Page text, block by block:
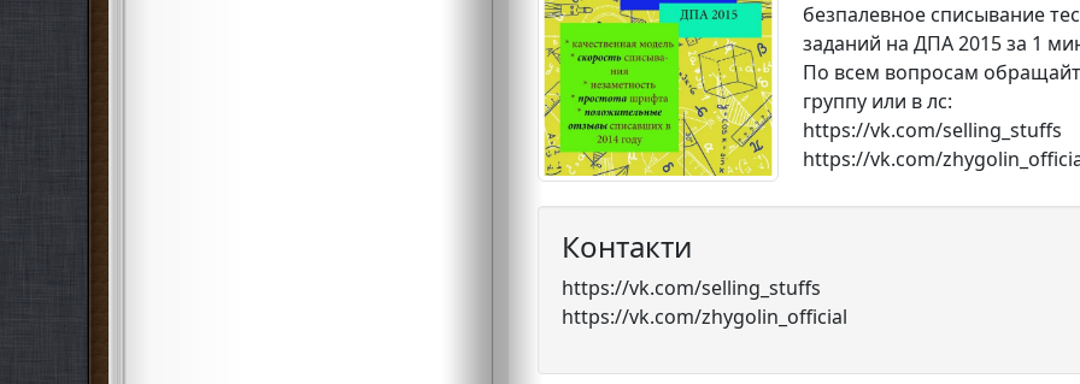
безпалевное списывание
заданий на ДПА 2015 за 1
По всем вопросам
группу или в лс:
https://vk.com/selling_stuffs
https://vk.com/
Контакти
https://vk.com/selling_stuffs
https://vk.com/zhygolin_official